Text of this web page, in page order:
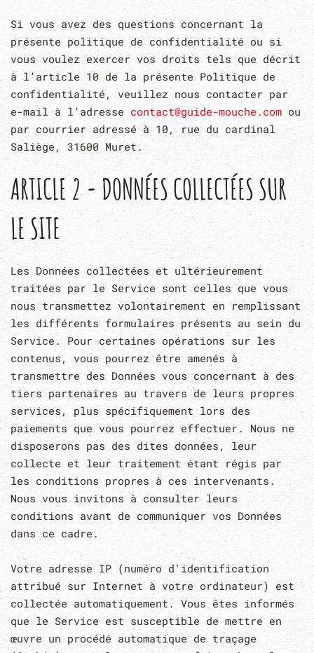
Si vous avez des questions concernant la
présente politique de confidentialité ou si
vous voulez exercer vos droits tels que décrit
à l’article 10 de la présente Politique de
confidentialité, veuillez nous contacter par
e-mail à l’adresse contact@guide-mouche.com ou
par courrier adressé à 10, rue du cardinal
Saliège, 31600 Muret.
ARTICLE 2 - DONNÉES COLLECTÉES SUR
LE SITE
Les Données collectées et ultérieurement
traitées par le Service sont celles que vous
nous transmettez volontairement en remplissant
les différents formulaires présents au sein du
Service. Pour certaines opérations sur les
contenus, vous pourrez être amenés à
transmettre des Données vous concernant à des
tiers partenaires au travers de leurs propres
services, plus spécifiquement lors des
paiements que vous pourrez effectuer. Nous ne
disposerons pas des dites données, leur
collecte et leur traitement étant régis par
les conditions propres à ces intervenants.
Nous vous invitons à consulter leurs
conditions avant de communiquer vos Données
dans ce cadre.
Votre adresse IP (numéro d'identification
attribué sur Internet à votre ordinateur) est
collectée automatiquement. Vous êtes informés
que le Service est susceptible de mettre en
œuvre un procédé automatique de traçage